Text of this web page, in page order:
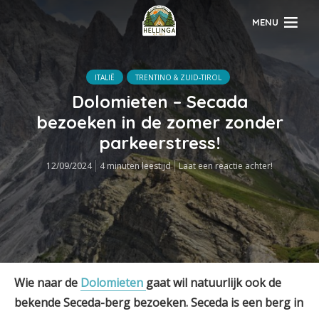
MENU
ITALIË TRENTINO & ZUID-TIROL
Dolomieten – Secada
bezoeken in de zomer zonder
parkeerstress!
12/09/2024 4 minuten leestijd Laat een reactie achter!
Wie naar de Dolomieten gaat wil natuurlijk ook de
bekende Seceda-berg bezoeken. Seceda is een berg in